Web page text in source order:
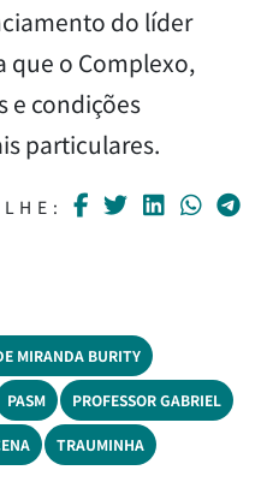
do líder
que o Complexo,
e condições
particulares.
MIRANDA BURITY
PASM PROFESSOR GABRIEL
TRAUMINHA